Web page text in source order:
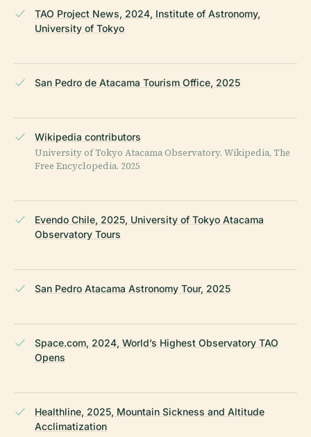
TAO Project News, 2024, Institute of Astronomy,
University of Tokyo
San Pedro de Atacama Tourism Office, 2025
Wikipedia contributors
University of Tokyo Atacama Observatory. Wikipedia, The
Free Encyclopedia. 2025
Evendo Chile, 2025, University of Tokyo Atacama
Observatory Tours
San Pedro Atacama Astronomy Tour, 2025
Space.com, 2024, World’s Highest Observatory TAO
Opens
Healthline, 2025, Mountain Sickness and Altitude
Acclimatization